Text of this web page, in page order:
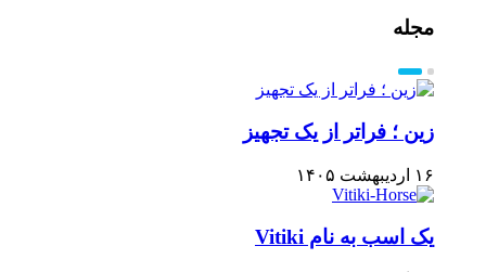
مجله
زین ؛ فراتر از یک تجهیز
۱۶ اردیبهشت ۱۴۰۵
یک اسب به نام Vitiki